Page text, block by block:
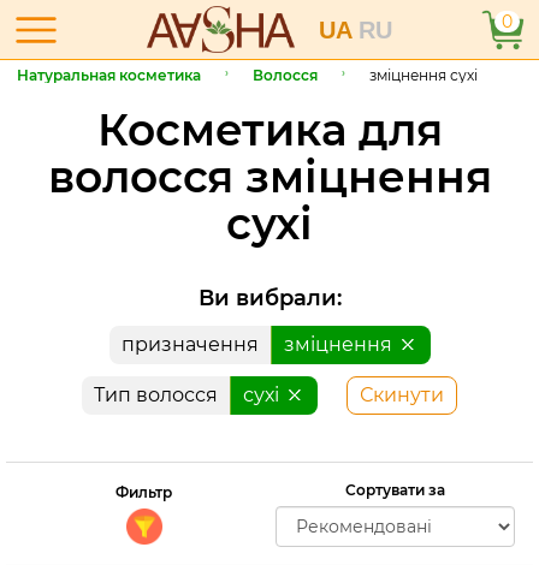
UA RU 0
Натуральная косметика Волосся зміцнення сухі
Косметика для
волосся зміцнення
сухі
Ви вибрали:
призначення зміцнення
Тип волосся сухі Скинути
Фильтр Сортувати за